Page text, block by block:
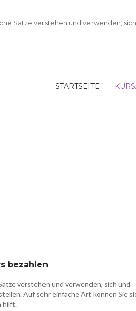
STARTSEITE
bezahlen
verstehen und verwenden, sich und
Auf sehr einfache Art können Sie
hilft.